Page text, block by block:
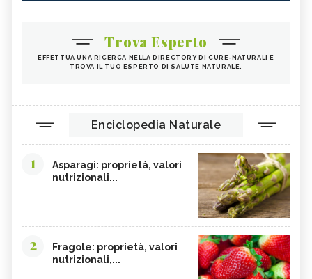
Trova Esperto
EFFETTUA UNA RICERCA NELLA DIRECTORY DI CURE-NATURALI E
TROVA IL TUO ESPERTO DI SALUTE NATURALE.
Enciclopedia Naturale
1
Asparagi: proprietà, valori
nutrizionali...
2
Fragole: proprietà, valori
nutrizionali,...